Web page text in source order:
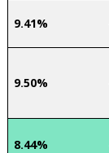
9.41%
9.50%
8.44%